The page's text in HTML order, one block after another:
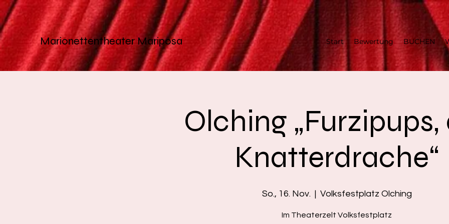
MarionettentheaterMariposa Start Bewertung BUCHEN
Olching „Furzipups,
Knatterdrache“
So., 16. Nov.
  |
Volksfestplatz Olching
Im Theaterzelt Volksfestplatz